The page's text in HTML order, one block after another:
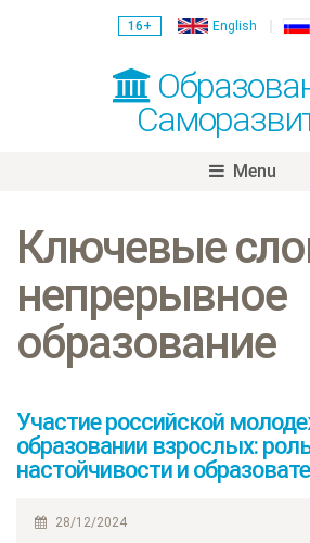
16+ English
Menu
content
Ключевые
непрерывное
образование
Участие российской
образовании взрослых:
настойчивости и
28/12/2024